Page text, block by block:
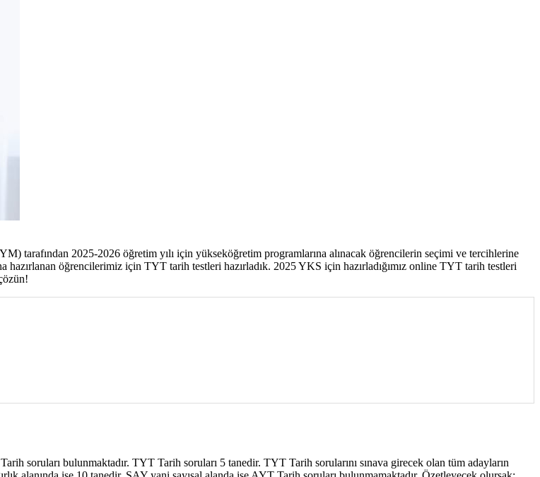
tarafından 2025-2026 öğretim yılı için yükseköğretim programlarına alınacak öğrencilerin seçimi ve tercihlerine
hazırlanan öğrencilerimiz için TYT tarih testleri hazırladık. 2025 YKS için hazırladığımız online TYT tarih testleri
soruları bulunmaktadır. TYT Tarih soruları 5 tanedir. TYT Tarih sorularını sınava girecek olan tüm adayların